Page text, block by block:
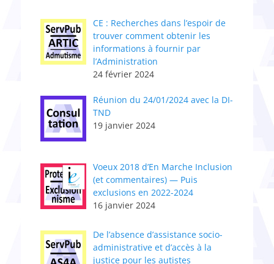
CE : Recherches dans l’espoir de
trouver comment obtenir les
informations à fournir par
l’Administration
24 février 2024
Réunion du 24/01/2024 avec la DI-
TND
19 janvier 2024
Voeux 2018 d’En Marche Inclusion
(et commentaires) — Puis
exclusions en 2022-2024
16 janvier 2024
De l’absence d’assistance socio-
administrative et d’accès à la
justice pour les autistes